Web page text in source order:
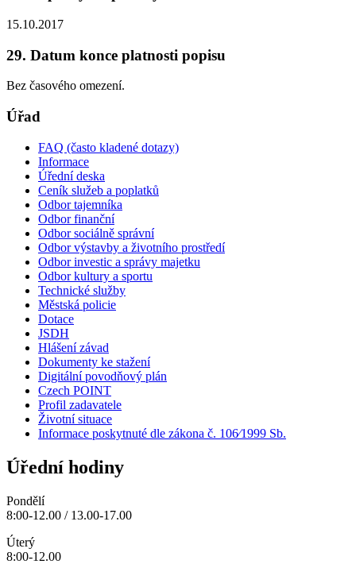
15.10.2017
29. Datum konce platnosti popisu
Bez časového omezení.
Úřad
FAQ (často kladené dotazy)
Informace
Úřední deska
Ceník služeb a poplatků
Odbor tajemníka
Odbor finanční
Odbor sociálně správní
Odbor výstavby a životního prostředí
Odbor investic a správy majetku
Odbor kultury a sportu
Technické služby
Městská policie
Dotace
JSDH
Hlášení závad
Dokumenty ke stažení
Digitální povodňový plán
Czech POINT
Profil zadavatele
Životní situace
Informace poskytnuté dle zákona č. 106⁄1999 Sb.
Úřední hodiny
Pondělí
8:00-12.00 / 13.00-17.00
Úterý
8:00-12.00